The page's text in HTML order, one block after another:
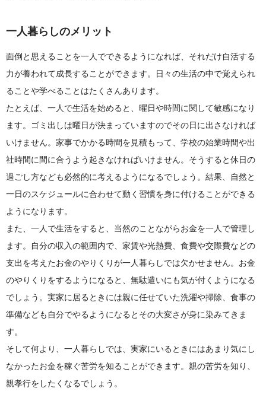
一人暮らしのメリット
面倒と思えることを一人でできるようになれば、それだけ自活する
力が養われて成長することができます。日々の生活の中で覚えられ
ることや学べることはたくさんあります。
たとえば、一人で生活を始めると、曜日や時間に関して敏感になり
ます。ゴミ出しは曜日が決まっていますのでその日に出さなければ
いけません。家事でかかる時間を見積もって、学校の始業時間や出
社時間に間に合うよう起きなければいけません。そうすると休日の
過ごし方なども必然的に考えるようになるでしょう。結果、自然と
一日のスケジュールに合わせて動く習慣を身に付けることができる
ようになります。
また、一人で生活をすると、当然のことながらお金を一人で管理し
ます。自分の収入の範囲内で、家賃や光熱費、食費や交際費などの
支出を考えたお金のやりくりが一人暮らしでは欠かせません。お金
のやりくりをするようになると、無駄遣いにも気が付くようになる
でしょう。実家に居るときには親に任せていた洗濯や掃除、食事の
準備なども自分でやるようになるとその大変さが身に染みてきま
す。
そして何より、一人暮らしでは、実家にいるときにはあまり気にし
なかったお金を稼ぐ苦労を知ることができます。親の苦労を知り、
親孝行をしたくなるでしょう。